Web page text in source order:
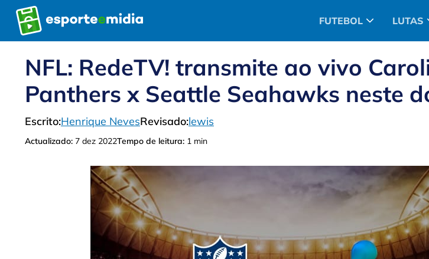
Pular
para
o
FUTEBOL LUTAS
NFL: RedeTV! transmite ao vivo
Panthers x Seattle Seahawks neste
Escrito:Henrique NevesRevisado:lewis
Actualizado: 7 dez 2022Tempo de leitura: 1 min